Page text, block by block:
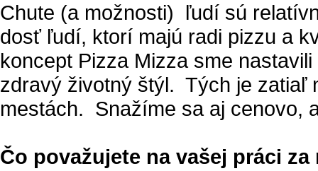
Chute (a možnosti) ľudí sú
dosť ľudí, ktorí majú radi pizzu a
koncept Pizza Mizza sme
zdravý životný štýl. Tých je zatiaľ
mestách. Snažíme sa aj cenovo,
Čo považujete na vašej práci